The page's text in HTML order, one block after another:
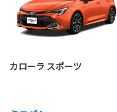
カローラ スポーツ